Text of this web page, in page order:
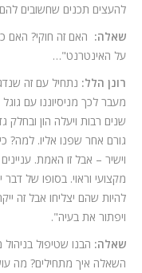
להעצים תכנים שחשובים
שאלה: האם זה חוקי? האם
על האינטרנט"…
רונן הלל: נתחיל עם זה
מעבר לכך מניסיוננו עם
שנים רבות ויעלה הון
גורם אחר שפנו אליו. למה?
וישיר – אבל זו האמת.
מקצועי וראוי. בסופו של
להיות שהם יצליחו אבל זה
ויפתור את בעיה".
שאלה: הבנו שטיפול בניהול
השאלה איך מתחילים? מה